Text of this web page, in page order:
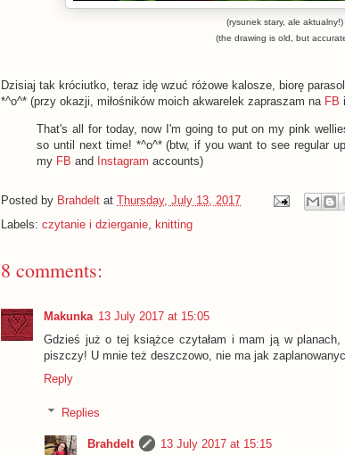
(rysunek stary, ale aktualny!)
(the drawing is old, but
Dzisiaj tak króciutko, teraz idę wzuć różowe kalosze, biorę
*^o^* (przy okazji, miłośników moich akwarelek zapraszam na FB i
That's all for today, now I'm going to put on my pink
so until next time! *^o^* (btw, if you want to see regular
my FB and Instagram accounts)
Posted by Brahdelt at Thursday, July 13, 2017
Labels: czytanie i dzierganie knitting
8 comments:
Makunka 13 July 2017 at 15:05
Gdzieś już o tej książce czytałam i mam ją w
piszczy! U mnie też deszczowo, nie ma jak
Reply
Replies
Brahdelt
13 July 2017 at 15:15